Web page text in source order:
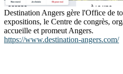
Destination Angers gère l'Office de
expositions, le Centre de congrès,
accueille et promeut Angers.
https://www.destination-angers.com/